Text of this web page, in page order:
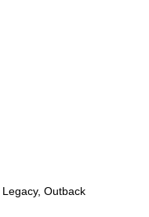
Legacy, Outback